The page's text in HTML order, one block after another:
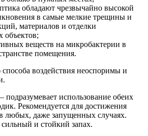
обладают чрезвычайно высокой
в самые мелкие трещины и
материалов и отделки
объектов;
веществ на микробактерии в
помещения.
воздействия неоспоримы и
– подразумевает использование обеих
Рекомендуется для достижения
любых, даже запущенных случаях.
и стойкий запах.